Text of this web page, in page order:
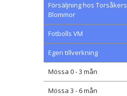
Försäljning hos Torsåkers
Blommor
Fotbolls VM
Egen tillverkning
Mössa 0 - 3 mån
Mössa 3 - 6 mån